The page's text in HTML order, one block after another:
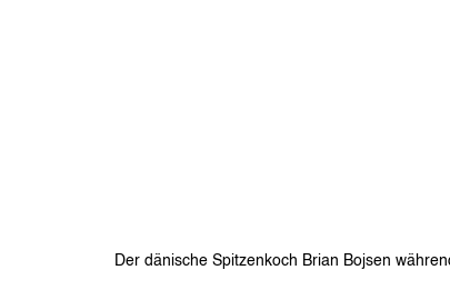
Der dänische Spitzenkoch Brian Bojsen